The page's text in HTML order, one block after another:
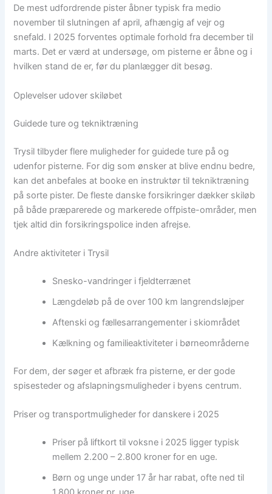
De mest udfordrende pister åbner typisk fra medio
november til slutningen af april, afhængig af vejr og
snefald. I 2025 forventes optimale forhold fra december til
marts. Det er værd at undersøge, om pisterne er åbne og i
hvilken stand de er, før du planlægger dit besøg.
Oplevelser udover skiløbet
Guidede ture og tekniktræning
Trysil tilbyder flere muligheder for guidede ture på og
udenfor pisterne. For dig som ønsker at blive endnu bedre,
kan det anbefales at booke en instruktør til tekniktræning
på sorte pister. De fleste danske forsikringer dækker skiløb
på både præparerede og markerede offpiste-områder, men
tjek altid din forsikringspolice inden afrejse.
Andre aktiviteter i Trysil
Snesko-vandringer i fjeldterrænet
Længdeløb på de over 100 km langrendsløjper
Aftenski og fællesarrangementer i skiområdet
Kælkning og familieaktiviteter i børneområderne
For dem, der søger et afbræk fra pisterne, er der gode
spisesteder og afslapningsmuligheder i byens centrum.
Priser og transportmuligheder for danskere i 2025
Priser på liftkort til voksne i 2025 ligger typisk
mellem 2.200 – 2.800 kroner for en uge.
Børn og unge under 17 år har rabat, ofte ned til